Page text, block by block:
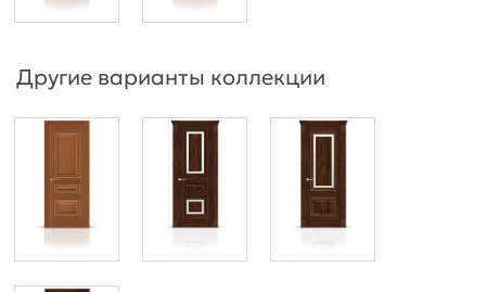
Другие варианты коллекции